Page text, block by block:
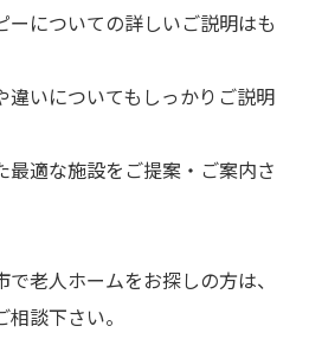
ーについての詳しいご説明はも
違いについてもしっかりご説明
最適な施設をご提案・ご案内さ
老人ホームをお探しの方は、
談下さい。